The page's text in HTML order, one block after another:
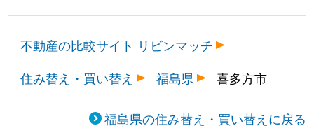
不動産の比較サイト リビンマッチ
住み替え・買い替え
福島県 喜多方市
福島県の住み替え・買い替えに戻る